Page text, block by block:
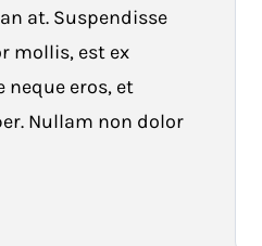
at. Suspendisse
mollis, est ex
eros, et
Nullam non dolor